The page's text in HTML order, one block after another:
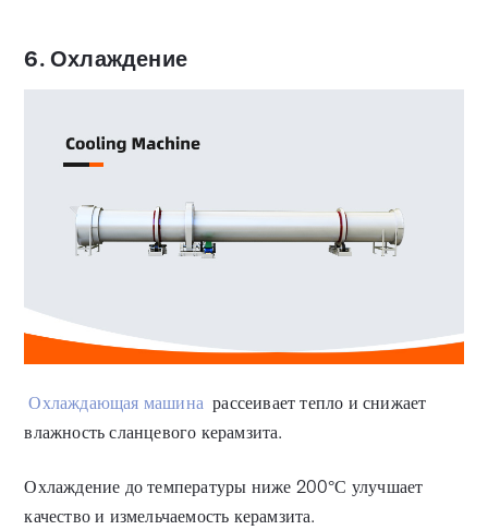
6. Охлаждение
Охлаждающая машина рассеивает тепло и снижает
влажность сланцевого керамзита.
Охлаждение до температуры ниже 200°С улучшает
качество и измельчаемость керамзита.